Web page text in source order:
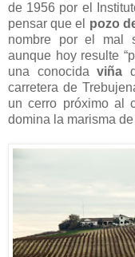
de 1956 por el
pensar que el pozo
nombre por el mal
aunque hoy resulte
una conocidaviña
carretera de
un cerro próximo al
domina la marisma de